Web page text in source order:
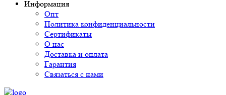
Информация
Опт
Политика конфиденциальности
Сертификаты
О нас
Доставка и оплата
Гарантия
Связаться с нами